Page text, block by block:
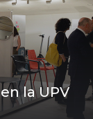
la UPV